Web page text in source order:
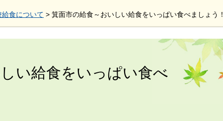
給食について > 箕面市の給食～おいしい給食をいっぱい食べましょう！
い給食をいっぱい食べ